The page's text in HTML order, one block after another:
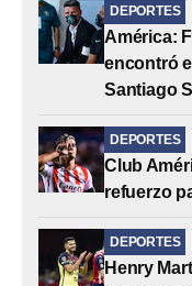
DEPORTES
América:
encontró
Santiago
DEPORTES
Club
refuerzo
DEPORTES
Henry